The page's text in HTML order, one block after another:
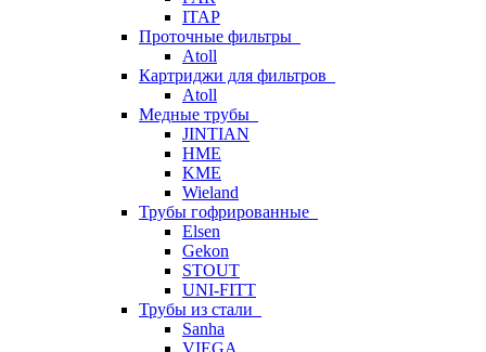
ITAP
Проточные фильтры
Atoll
Картриджи для фильтров
Atoll
Медные трубы
JINTIAN
HME
KME
Wieland
Трубы гофрированные
Elsen
Gekon
STOUT
UNI-FITT
Трубы из стали
Sanha
VIEGA